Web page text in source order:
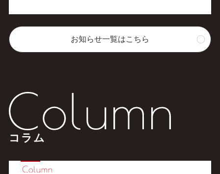
お知らせ一覧はこちら
コラム